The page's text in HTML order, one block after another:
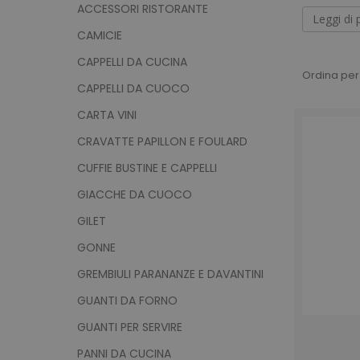
Ordina per
Leggi di
ACCESSORI RISTORANTE
CAMICIE
CAPPELLI DA CUCINA
CAPPELLI DA CUOCO
CARTA VINI
CRAVATTE PAPILLON E FOULARD
CUFFIE BUSTINE E CAPPELLI
GIACCHE DA CUOCO
GILET
GONNE
GREMBIULI PARANANZE E DAVANTINI
GUANTI DA FORNO
GUANTI PER SERVIRE
PANNI DA CUCINA